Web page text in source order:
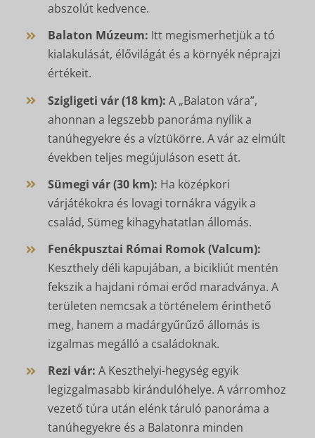
abszolút kedvence.
Balaton Múzeum: Itt megismerhetjük a tó
kialakulását, élővilágát és a környék néprajzi
értékeit.
Szigligeti vár (18 km): A „Balaton vára”,
ahonnan a legszebb panoráma nyílik a
tanúhegyekre és a víztükörre. A vár az elmúlt
években teljes megújuláson esett át.
Sümegi vár (30 km): Ha középkori
várjátékokra és lovagi tornákra vágyik a
család, Sümeg kihagyhatatlan állomás.
Fenékpusztai Római Romok (Valcum):
Keszthely déli kapujában, a bicikliút mentén
fekszik a hajdani római erőd maradványa. A
területen nemcsak a történelem érinthető
meg, hanem a madárgyűrűző állomás is
izgalmas megálló a családoknak.
Rezi vár: A Keszthelyi-hegység egyik
legizgalmasabb kirándulóhelye. A várromhoz
vezető túra után elénk táruló panoráma a
tanúhegyekre és a Balatonra minden